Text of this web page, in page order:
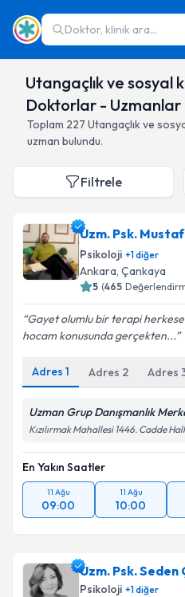
Doktor, klinik ara...
Utangaçlık ve sosyal
Doktorlar - Uzmanlar
Toplam 227 Utangaçlık ve
uzman bulundu.
Filtrele
Uzm. Psk.
Psikoloji +1diğer
Ankara, Çankaya
5 (465
Gayet olumlu bir terapi
hocam konusunda gerçekten...
Adres 1 Adres 2 Adres
Uzman Grup Danışmanlık
Kızılırmak Mahallesi 1446. Cadde
En Yakın Saatler
11 Ağu
09:00
11 Ağu
10:00
Uzm. Psk. Seden
Psikoloji +1diğer